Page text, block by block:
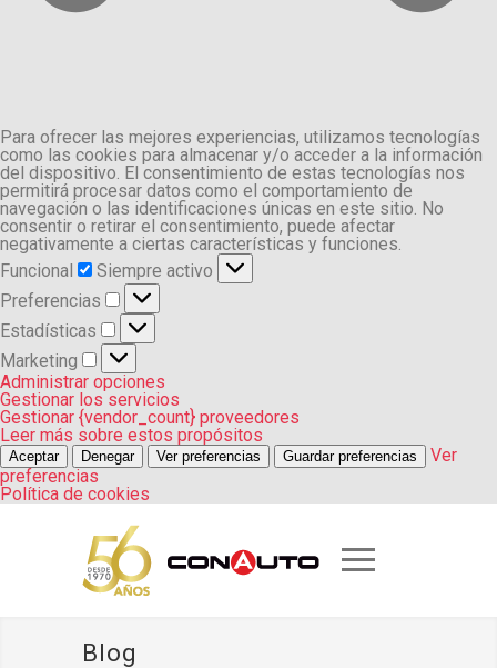
Para ofrecer las mejores experiencias, utilizamos tecnologías
como las cookies para almacenar y/o acceder a la información
del dispositivo. El consentimiento de estas tecnologías nos
permitirá procesar datos como el comportamiento de
navegación o las identificaciones únicas en este sitio. No
consentir o retirar el consentimiento, puede afectar
negativamente a ciertas características y funciones.
Funcional
Funcional
Siempre activo
Preferencias
Preferencias
Estadísticas
Estadísticas
Marketing
Marketing
Administrar opciones
Gestionar los servicios
Gestionar {vendor_count} proveedores
Leer más sobre estos propósitos
Aceptar Denegar Ver preferencias Guardar preferencias
Ver
preferencias
Política de cookies
Blog